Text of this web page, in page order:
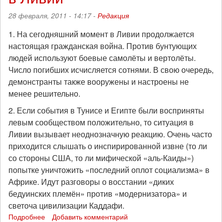
Ливии
28 февраля, 2011 - 14:17 - Редакция
1. На сегодняшний момент в Ливии продолжается
настоящая гражданская война. Против бунтующих
людей используют боевые самолёты и вертолёты.
Число погибших исчисляется сотнями. В свою очередь,
демонстранты также вооружены и настроены не
менее решительно.
2. Если события в Тунисе и Египте были восприняты
левым сообществом положительно, то ситуация в
Ливии вызывает неоднозначную реакцию. Очень часто
приходится слышать о инспирированной извне (то ли
со стороны США, то ли мифической «аль-Каиды»)
попытке уничтожить «последний оплот социализма» в
Африке. Идут разговоры о восстании «диких
бедуинских племён» против «модернизатора» и
светоча цивилизации Каддафи.
Подробнее Добавить комментарий